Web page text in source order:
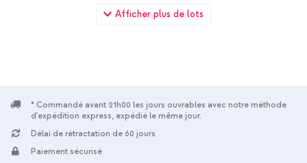
Afficher plus de lots
Apple Smart Folio Apple iPad 11 (2025) 11 pouces A16 / iPad 10
(2022) 10.9 pouces - Lemonade + Wall Charger - Chargeur -
* Commandé avant 21h00 les jours ouvrables avec notre méthode
d'expédition express, expédié le même jour.
Délai de rétractation de 60 jours
Paiement sécurisé